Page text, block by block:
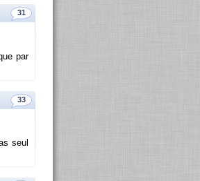
31
par
33
seul